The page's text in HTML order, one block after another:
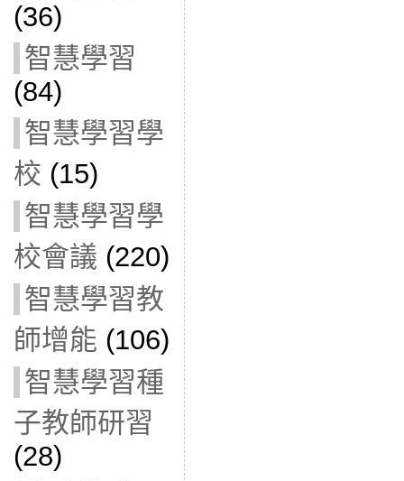
(36)
智慧學習
(84)
智慧學習學
校 (15)
智慧學習學
校會議 (220)
智慧學習教
師增能 (106)
智慧學習種
子教師研習
(28)